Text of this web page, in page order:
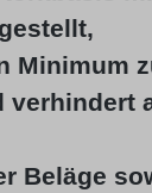
Minimum
verhindert
Beläge